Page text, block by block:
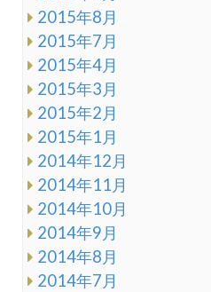
2015年8月
2015年7月
2015年4月
2015年3月
2015年2月
2015年1月
2014年12月
2014年11月
2014年10月
2014年9月
2014年8月
2014年7月